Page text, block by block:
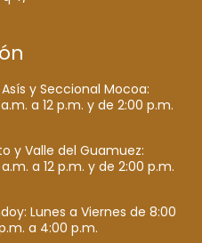
y Seccional Mocoa:
a 12 p.m. y de 2:00 p.m.
y Valle del Guamuez:
a 12 p.m. y de 2:00 p.m.
Lunes a Viernes de 8:00
a 4:00 p.m.